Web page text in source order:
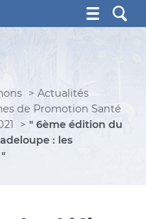
Saint-Martin, Saint
Actualités
de Promotion Santé
" 6ème édition du
: les